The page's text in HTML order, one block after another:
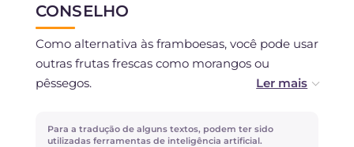
CONSELHO
Como alternativa às framboesas, você pode usar
outras frutas frescas como morangos ou
pêssegos.
Se você não conseguir encontrar framboesas
desidratadas, pode substituí-las por granulado
Para a tradução de alguns textos, podem ter sido
utilizadas ferramentas de inteligência artificial.